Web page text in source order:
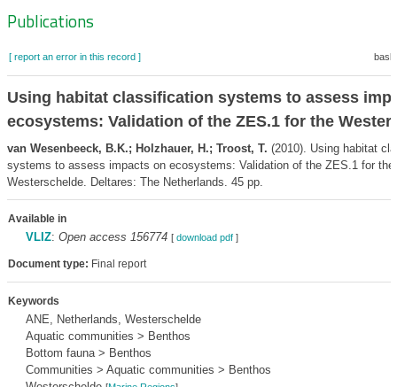
Zoeknavigatie
Publications
[ report an error in this record ]
Using habitat classification systems to assess
ecosystems: Validation of the ZES.1 for the
van Wesenbeeck, B.K.; Holzhauer, H.; Troost, T. (2010). Using habitat
systems to assess impacts on ecosystems: Validation of the ZES.1 for the
Westerschelde. Deltares: The Netherlands. 45 pp.
Available in
VLIZ: Open access 156774 [ download pdf]
Document type: Final report
Keywords
ANE, Netherlands, Westerschelde
Aquatic communities > Benthos
Bottom fauna > Benthos
Communities > Aquatic communities > Benthos